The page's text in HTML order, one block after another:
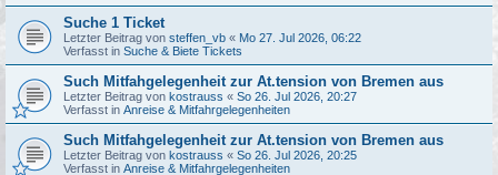
Suche 1 Ticket
Letzter Beitrag von steffen_vb « Mo 27. Jul 2026, 06:22
Verfasst in Suche & Biete Tickets
Such Mitfahgelegenheit zur At.tension von Bremen aus
Letzter Beitrag von kostrauss « So 26. Jul 2026, 20:27
Verfasst in Anreise & Mitfahrgelegenheiten
Such Mitfahgelegenheit zur At.tension von Bremen aus
Letzter Beitrag von kostrauss « So 26. Jul 2026, 20:25
Verfasst in Anreise & Mitfahrgelegenheiten